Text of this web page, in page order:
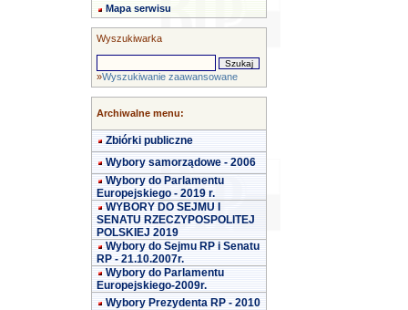
Mapa serwisu
Wyszukiwarka
»Wyszukiwanie zaawansowane
Archiwalne menu:
Zbiórki publiczne
Wybory samorządowe - 2006
Wybory do Parlamentu
Europejskiego - 2019 r.
WYBORY DO SEJMU I
SENATU RZECZYPOSPOLITEJ
POLSKIEJ 2019
Wybory do Sejmu RP i Senatu
RP - 21.10.2007r.
Wybory do Parlamentu
Europejskiego-2009r.
Wybory Prezydenta RP - 2010